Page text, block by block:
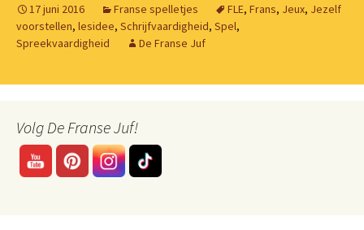
17 juni 2016 Franse spelletjes FLE, Frans, Jeux, Jezelf
voorstellen, lesidee, Schrijfvaardigheid, Spel,
Spreekvaardigheid
De Franse Juf
Volg De Franse Juf!